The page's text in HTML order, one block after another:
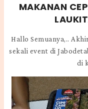
MAKANAN
Hallo Semuanya,..
sekali event di
di